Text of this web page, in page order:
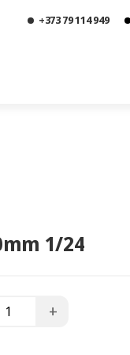
+373 79 114 949
1/24
+